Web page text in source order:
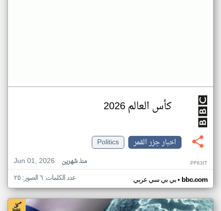
كأس العالم 2026
اخبار جزر القمر
Politics
Jun 01, 2026
منذ شهرين PF63IT
بي بي سي عربي• bbc.com عدد الكلمات: ٦ الصور: ٢٥